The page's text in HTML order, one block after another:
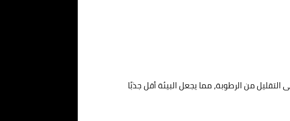
من الرطوبة، مما يجعل البيئة أقل جذبًا